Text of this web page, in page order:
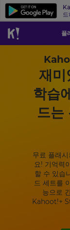
드
재미
학습
드는
무료 플래
요! 기억력
할 수 있습
드 세트를
능으로
Kahoot!+